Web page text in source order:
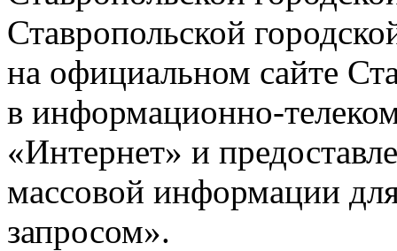
Ставропольской
на официальном сайте
в информационно-
«Интернет» и
массовой информации
запросом».